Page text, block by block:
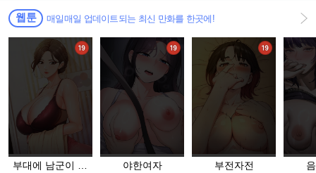
웹툰 매일매일 업데이트되는 최신 만화를 한곳에!
부대에 남군이 나
야한여자 부전자전